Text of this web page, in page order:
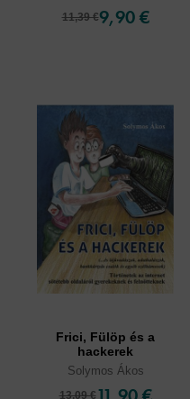
11,39 €9,90 €
Frici, Fülöp és a
hackerek
Solymos Ákos
13,09 €